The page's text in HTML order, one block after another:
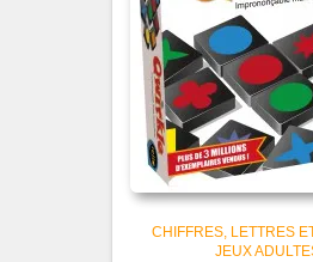
CHIFFRES, LETTRES
JEUX